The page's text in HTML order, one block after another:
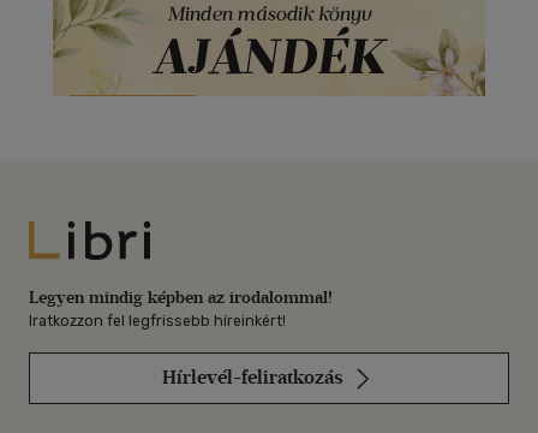
Libri
Legyen mindig képben az irodalommal!
Iratkozzon fel legfrissebb híreinkért!
Hírlevél-feliratkozás